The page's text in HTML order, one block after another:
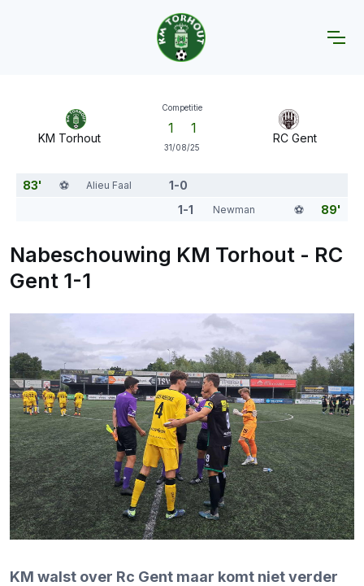
Wedstrijden KM Torhout - RC Gent
KM Torhout
Competitie
1 1
31/08/25
RC Gent
83' ⚽️ Alieu Faal
1-0
89'
⚽️
Newman
1-1
Nabeschouwing KM Torhout - RC
Gent 1-1
KM walst over Rc Gent maar komt niet verder